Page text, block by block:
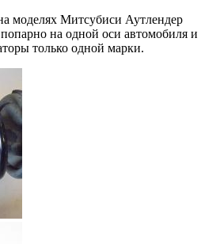
моделях Митсубиси Аутлендер
на одной оси автомобиля и
только одной марки.